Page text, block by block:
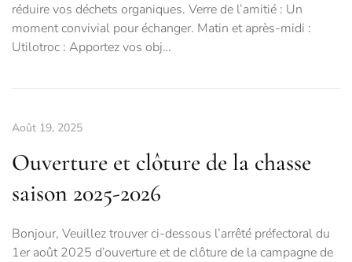
réduire vos déchets organiques. Verre de l’amitié : Un
moment convivial pour échanger. Matin et après-midi :
Utilotroc : Apportez vos obj…
Août 19, 2025
Ouverture et clôture de la chasse
saison 2025-2026
Bonjour, Veuillez trouver ci-dessous l’arrêté préfectoral du
1er août 2025 d’ouverture et de clôture de la campagne de